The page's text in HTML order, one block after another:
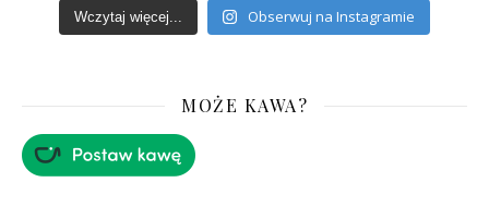
Wczytaj więcej... Obserwuj na Instagramie
MOŻE KAWA?